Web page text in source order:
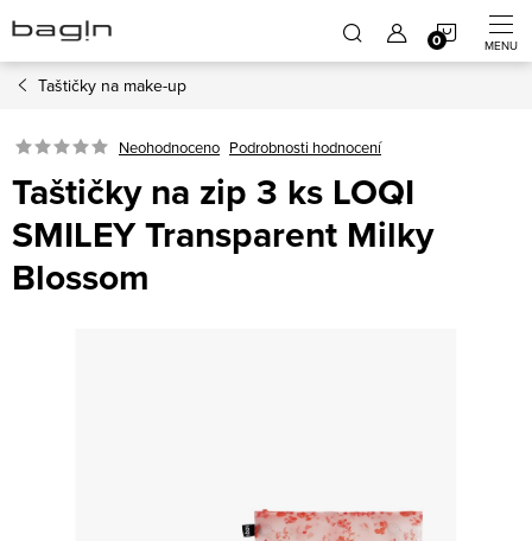
na
obsah
Taštičky na make-up
Neohodnoceno Podrobnosti hodnocení
Taštičky na zip 3 ks LOQI
SMILEY Transparent Milky
Blossom